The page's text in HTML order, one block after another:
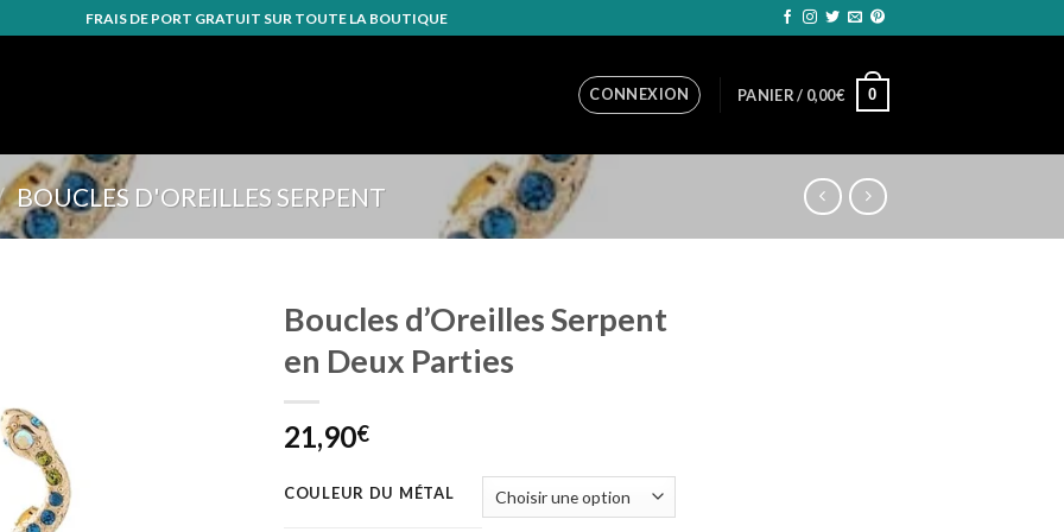
FRAIS DE PORT GRATUIT SUR TOUTE LA BOUTIQUE
CONNEXION PANIER / 0,00€ 0
BOUCLES D'OREILLES SERPENT
Boucles d’Oreilles Serpent
en Deux Parties
21,90€
COULEUR DU MÉTAL